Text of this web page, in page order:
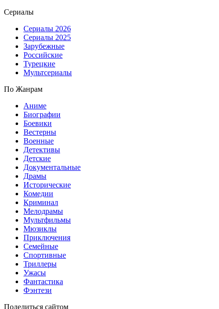
Сериалы
Сериалы 2026
Сериалы 2025
Зарубежные
Российские
Турецкие
Мультсериалы
По Жанрам
Аниме
Биографии
Боевики
Вестерны
Военные
Детективы
Детские
Документальные
Драмы
Исторические
Комедии
Криминал
Мелодрамы
Мультфильмы
Мюзиклы
Приключения
Семейные
Спортивные
Триллеры
Ужасы
Фантастика
Фэнтези
Поделиться сайтом